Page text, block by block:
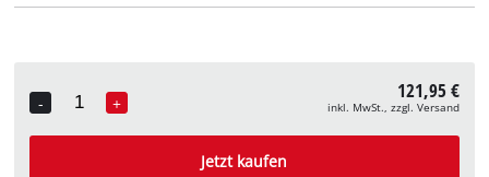
Art.-Nr: 4540014
-
Quantity
+ 121,95 €
inkl. MwSt., zzgl. Versand
Jetzt kaufen